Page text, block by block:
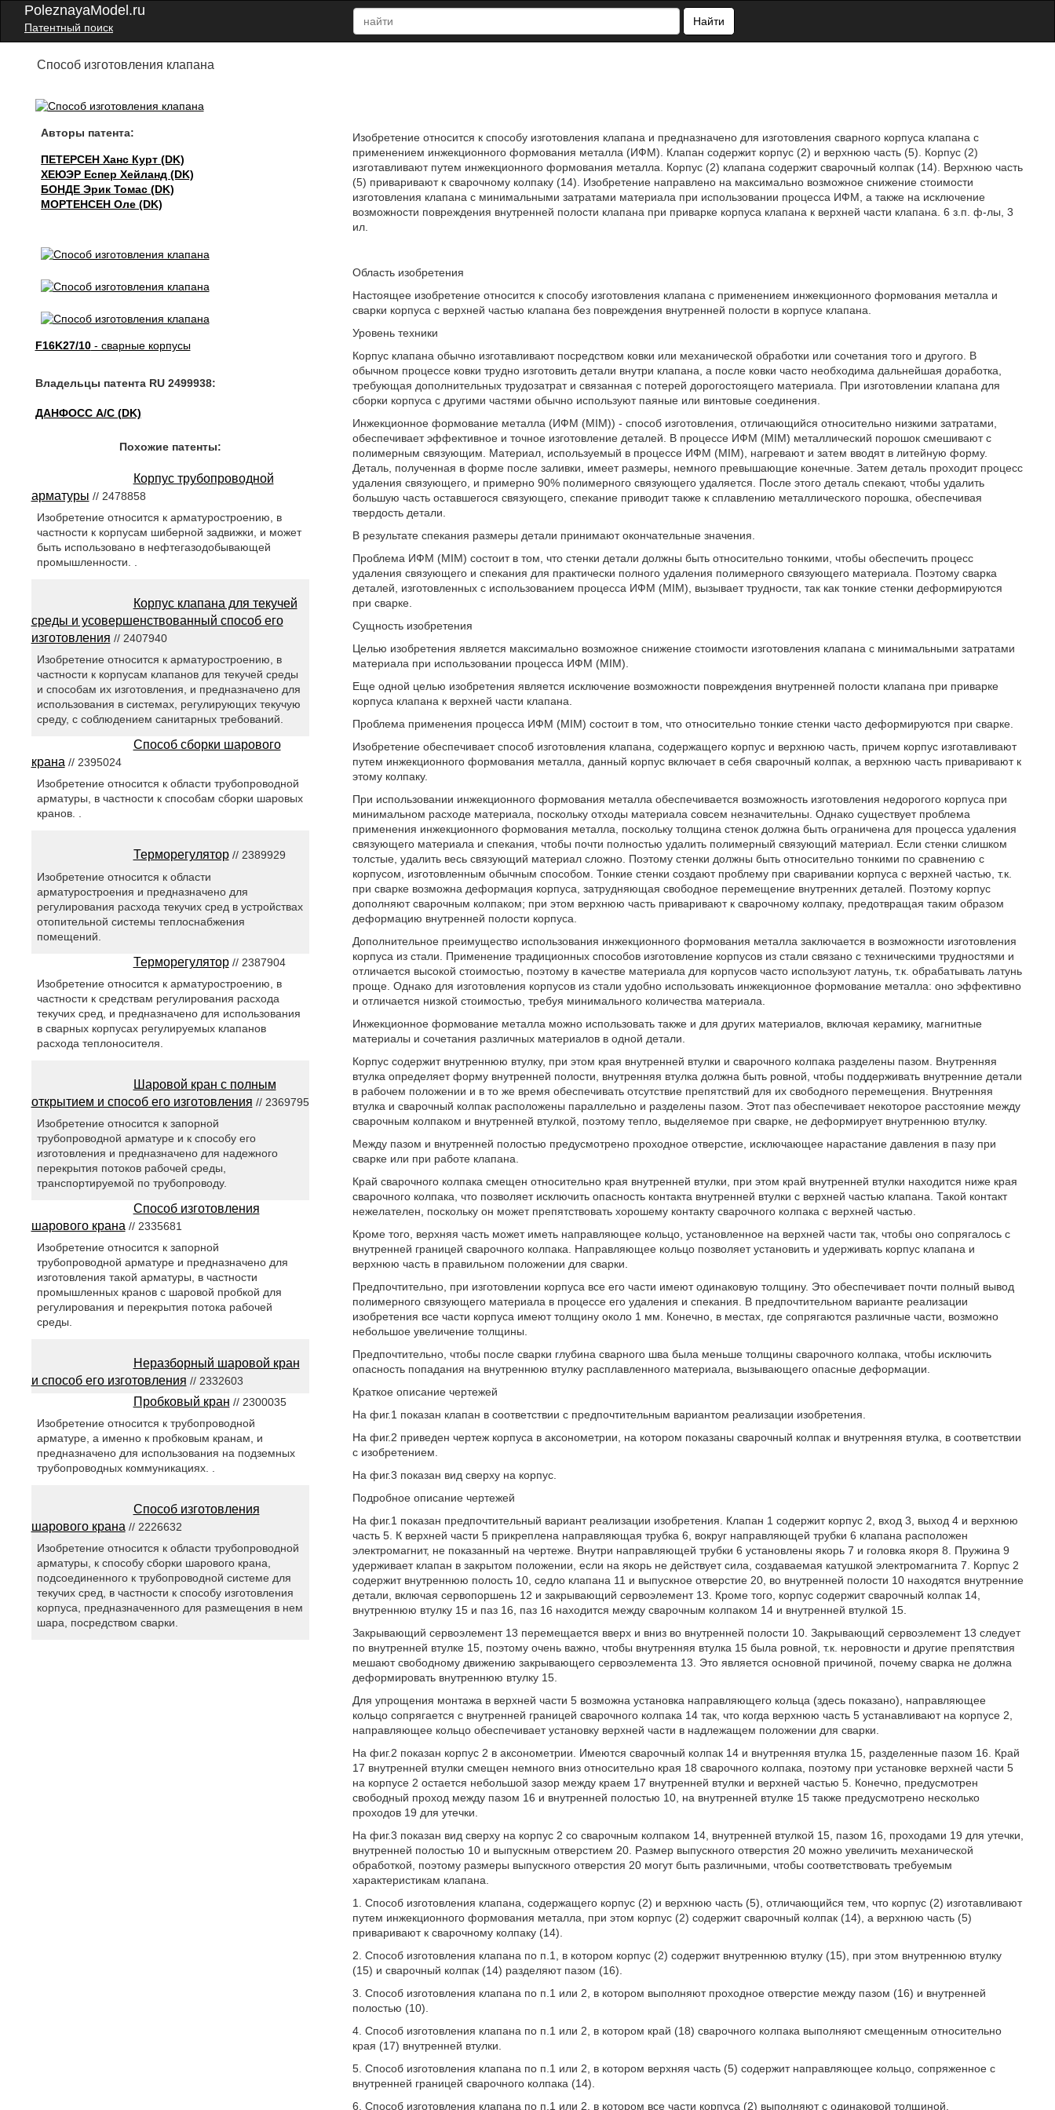
PoleznayaModel.ru
Патентный поиск
Найти
Способ изготовления клапана
Авторы патента:
ПЕТЕРСЕН Ханс Курт (DK)
ХЕЮЭР Еспер Хейланд (DK)
БОНДЕ Эрик Томас (DK)
МОРТЕНСЕН Оле (DK)
F16K27/10- сварные корпусы
Владельцы патента RU 2499938:
ДАНФОСС А/С (DK)
Изобретение относится к способу изготовления клапана и предназначено для изготовления сварного корпуса клапана с
применением инжекционного формования металла (ИФМ). Клапан содержит корпус (2) и верхнюю часть (5). Корпус (2)
изготавливают путем инжекционного формования металла. Корпус (2) клапана содержит сварочный колпак (14). Верхнюю часть
(5) приваривают к сварочному колпаку (14). Изобретение направлено на максимально возможное снижение стоимости
изготовления клапана с минимальными затратами материала при использовании процесса ИФМ, а также на исключение
возможности повреждения внутренней полости клапана при приварке корпуса клапана к верхней части клапана. 6 з.п. ф-лы, 3
ил.
Область изобретения
Настоящее изобретение относится к способу изготовления клапана с применением инжекционного формования металла и
сварки корпуса с верхней частью клапана без повреждения внутренней полости в корпусе клапана.
Уровень техники
Корпус клапана обычно изготавливают посредством ковки или механической обработки или сочетания того и другого. В
обычном процессе ковки трудно изготовить детали внутри клапана, а после ковки часто необходима дальнейшая доработка,
требующая дополнительных трудозатрат и связанная с потерей дорогостоящего материала. При изготовлении клапана для
сборки корпуса с другими частями обычно используют паяные или винтовые соединения.
Инжекционное формование металла (ИФМ (МIМ)) - способ изготовления, отличающийся относительно низкими затратами,
обеспечивает эффективное и точное изготовление деталей. В процессе ИФМ (МIМ) металлический порошок смешивают с
полимерным связующим. Материал, используемый в процессе ИФМ (МIМ), нагревают и затем вводят в литейную форму.
Деталь, полученная в форме после заливки, имеет размеры, немного превышающие конечные. Затем деталь проходит процесс
удаления связующего, и примерно 90% полимерного связующего удаляется. После этого деталь спекают, чтобы удалить
большую часть оставшегося связующего, спекание приводит также к сплавлению металлического порошка, обеспечивая
твердость детали.
В результате спекания размеры детали принимают окончательные значения.
Проблема ИФМ (МIМ) состоит в том, что стенки детали должны быть относительно тонкими, чтобы обеспечить процесс
удаления связующего и спекания для практически полного удаления полимерного связующего материала. Поэтому сварка
деталей, изготовленных с использованием процесса ИФМ (МIМ), вызывает трудности, так как тонкие стенки деформируются
при сварке.
Сущность изобретения
Целью изобретения является максимально возможное снижение стоимости изготовления клапана с минимальными затратами
материала при использовании процесса ИФМ (МIМ).
Еще одной целью изобретения является исключение возможности повреждения внутренней полости клапана при приварке
корпуса клапана к верхней части клапана.
Проблема применения процесса ИФМ (МIМ) состоит в том, что относительно тонкие стенки часто деформируются при сварке.
Изобретение обеспечивает способ изготовления клапана, содержащего корпус и верхнюю часть, причем корпус изготавливают
путем инжекционного формования металла, данный корпус включает в себя сварочный колпак, а верхнюю часть приваривают к
этому колпаку.
При использовании инжекционного формования металла обеспечивается возможность изготовления недорогого корпуса при
минимальном расходе материала, поскольку отходы материала совсем незначительны. Однако существует проблема
применения инжекционного формования металла, поскольку толщина стенок должна быть ограничена для процесса удаления
связующего материала и спекания, чтобы почти полностью удалить полимерный связующий материал. Если стенки слишком
толстые, удалить весь связующий материал сложно. Поэтому стенки должны быть относительно тонкими по сравнению с
корпусом, изготовленным обычным способом. Тонкие стенки создают проблему при сваривании корпуса с верхней частью, т.к.
при сварке возможна деформация корпуса, затрудняющая свободное перемещение внутренних деталей. Поэтому корпус
дополняют сварочным колпаком; при этом верхнюю часть приваривают к сварочному колпаку, предотвращая таким образом
деформацию внутренней полости корпуса.
Дополнительное преимущество использования инжекционного формования металла заключается в возможности изготовления
корпуса из стали. Применение традиционных способов изготовление корпусов из стали связано с техническими трудностями и
отличается высокой стоимостью, поэтому в качестве материала для корпусов часто используют латунь, т.к. обрабатывать латунь
проще. Однако для изготовления корпусов из стали удобно использовать инжекционное формование металла: оно эффективно
и отличается низкой стоимостью, требуя минимального количества материала.
Инжекционное формование металла можно использовать также и для других материалов, включая керамику, магнитные
материалы и сочетания различных материалов в одной детали.
Корпус содержит внутреннюю втулку, при этом края внутренней втулки и сварочного колпака разделены пазом. Внутренняя
втулка определяет форму внутренней полости, внутренняя втулка должна быть ровной, чтобы поддерживать внутренние детали
в рабочем положении и в то же время обеспечивать отсутствие препятствий для их свободного перемещения. Внутренняя
втулка и сварочный колпак расположены параллельно и разделены пазом. Этот паз обеспечивает некоторое расстояние между
сварочным колпаком и внутренней втулкой, поэтому тепло, выделяемое при сварке, не деформирует внутреннюю втулку.
Между пазом и внутренней полостью предусмотрено проходное отверстие, исключающее нарастание давления в пазу при
сварке или при работе клапана.
Край сварочного колпака смещен относительно края внутренней втулки, при этом край внутренней втулки находится ниже края
сварочного колпака, что позволяет исключить опасность контакта внутренней втулки с верхней частью клапана. Такой контакт
нежелателен, поскольку он может препятствовать хорошему контакту сварочного колпака с верхней частью.
Кроме того, верхняя часть может иметь направляющее кольцо, установленное на верхней части так, чтобы оно сопрягалось с
внутренней границей сварочного колпака. Направляющее кольцо позволяет установить и удерживать корпус клапана и
верхнюю часть в правильном положении для сварки.
Предпочтительно, при изготовлении корпуса все его части имеют одинаковую толщину. Это обеспечивает почти полный вывод
полимерного связующего материала в процессе его удаления и спекания. В предпочтительном варианте реализации
изобретения все части корпуса имеют толщину около 1 мм. Конечно, в местах, где сопрягаются различные части, возможно
небольшое увеличение толщины.
Предпочтительно, чтобы после сварки глубина сварного шва была меньше толщины сварочного колпака, чтобы исключить
опасность попадания на внутреннюю втулку расплавленного материала, вызывающего опасные деформации.
Краткое описание чертежей
На фиг.1 показан клапан в соответствии с предпочтительным вариантом реализации изобретения.
На фиг.2 приведен чертеж корпуса в аксонометрии, на котором показаны сварочный колпак и внутренняя втулка, в соответствии
с изобретением.
На фиг.3 показан вид сверху на корпус.
Подробное описание чертежей
На фиг.1 показан предпочтительный вариант реализации изобретения. Клапан 1 содержит корпус 2, вход 3, выход 4 и верхнюю
часть 5. К верхней части 5 прикреплена направляющая трубка 6, вокруг направляющей трубки 6 клапана расположен
электромагнит, не показанный на чертеже. Внутри направляющей трубки 6 установлены якорь 7 и головка якоря 8. Пружина 9
удерживает клапан в закрытом положении, если на якорь не действует сила, создаваемая катушкой электромагнита 7. Корпус 2
содержит внутреннюю полость 10, седло клапана 11 и выпускное отверстие 20, во внутренней полости 10 находятся внутренние
детали, включая сервопоршень 12 и закрывающий сервоэлемент 13. Кроме того, корпус содержит сварочный колпак 14,
внутреннюю втулку 15 и паз 16, паз 16 находится между сварочным колпаком 14 и внутренней втулкой 15.
Закрывающий сервоэлемент 13 перемещается вверх и вниз во внутренней полости 10. Закрывающий сервоэлемент 13 следует
по внутренней втулке 15, поэтому очень важно, чтобы внутренняя втулка 15 была ровной, т.к. неровности и другие препятствия
мешают свободному движению закрывающего сервоэлемента 13. Это является основной причиной, почему сварка не должна
деформировать внутреннюю втулку 15.
Для упрощения монтажа в верхней части 5 возможна установка направляющего кольца (здесь показано), направляющее
кольцо сопрягается с внутренней границей сварочного колпака 14 так, что когда верхнюю часть 5 устанавливают на корпусе 2,
направляющее кольцо обеспечивает установку верхней части в надлежащем положении для сварки.
На фиг.2 показан корпус 2 в аксонометрии. Имеются сварочный колпак 14 и внутренняя втулка 15, разделенные пазом 16. Край
17 внутренней втулки смещен немного вниз относительно края 18 сварочного колпака, поэтому при установке верхней части 5
на корпусе 2 остается небольшой зазор между краем 17 внутренней втулки и верхней частью 5. Конечно, предусмотрен
свободный проход между пазом 16 и внутренней полостью 10, на внутренней втулке 15 также предусмотрено несколько
проходов 19 для утечки.
На фиг.3 показан вид сверху на корпус 2 со сварочным колпаком 14, внутренней втулкой 15, пазом 16, проходами 19 для утечки,
внутренней полостью 10 и выпускным отверстием 20. Размер выпускного отверстия 20 можно увеличить механической
обработкой, поэтому размеры выпускного отверстия 20 могут быть различными, чтобы соответствовать требуемым
характеристикам клапана.
1. Способ изготовления клапана, содержащего корпус (2) и верхнюю часть (5), отличающийся тем, что корпус (2) изготавливают
путем инжекционного формования металла, при этом корпус (2) содержит сварочный колпак (14), а верхнюю часть (5)
приваривают к сварочному колпаку (14).
2. Способ изготовления клапана по п.1, в котором корпус (2) содержит внутреннюю втулку (15), при этом внутреннюю втулку
(15) и сварочный колпак (14) разделяют пазом (16).
3. Способ изготовления клапана по п.1 или 2, в котором выполняют проходное отверстие между пазом (16) и внутренней
полостью (10).
4. Способ изготовления клапана по п.1 или 2, в котором край (18) сварочного колпака выполняют смещенным относительно
края (17) внутренней втулки.
5. Способ изготовления клапана по п.1 или 2, в котором верхняя часть (5) содержит направляющее кольцо, сопряженное с
внутренней границей сварочного колпака (14).
6. Способ изготовления клапана по п.1 или 2, в котором все части корпуса (2) выполняют с одинаковой толщиной.
Похожие патенты:
Корпус трубопроводной
арматуры // 2478858
Изобретение относится к арматуростроению, в
частности к корпусам шиберной задвижки, и может
быть использовано в нефтегазодобывающей
промышленности. .
Корпус клапана для текучей
среды и усовершенствованный способ его
изготовления // 2407940
Изобретение относится к арматуростроению, в
частности к корпусам клапанов для текучей среды
и способам их изготовления, и предназначено для
использования в системах, регулирующих текучую
среду, с соблюдением санитарных требований.
Способ сборки шарового
крана// 2395024
Изобретение относится к области трубопроводной
арматуры, в частности к способам сборки шаровых
кранов. .
Терморегулятор// 2389929
Изобретение относится к области
арматуростроения и предназначено для
регулирования расхода текучих сред в устройствах
отопительной системы теплоснабжения
помещений.
Терморегулятор// 2387904
Изобретение относится к арматуростроению, в
частности к средствам регулирования расхода
текучих сред, и предназначено для использования
в сварных корпусах регулируемых клапанов
расхода теплоносителя.
Шаровой кран с полным
открытием и способ его изготовления // 2369795
Изобретение относится к запорной
трубопроводной арматуре и к способу его
изготовления и предназначено для надежного
перекрытия потоков рабочей среды,
транспортируемой по трубопроводу.
Способ изготовления
шарового крана // 2335681
Изобретение относится к запорной
трубопроводной арматуре и предназначено для
изготовления такой арматуры, в частности
промышленных кранов с шаровой пробкой для
регулирования и перекрытия потока рабочей
среды.
Неразборный шаровой кран
и способ его изготовления // 2332603
Пробковый кран // 2300035
Изобретение относится к трубопроводной
арматуре, а именно к пробковым кранам, и
предназначено для использования на подземных
трубопроводных коммуникациях. .
Способ изготовления
шарового крана// 2226632
Изобретение относится к области трубопроводной
арматуры, к способу сборки шарового крана,
подсоединенного к трубопроводной системе для
текучих сред, в частности к способу изготовления
корпуса, предназначенного для размещения в нем
шара, посредством сварки.